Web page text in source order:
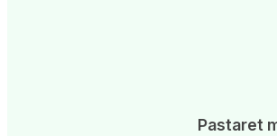
Pastaret